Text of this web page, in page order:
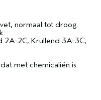
normaal tot droog.
2A-2C, Krullend 3A-3C,
met chemicaliën is